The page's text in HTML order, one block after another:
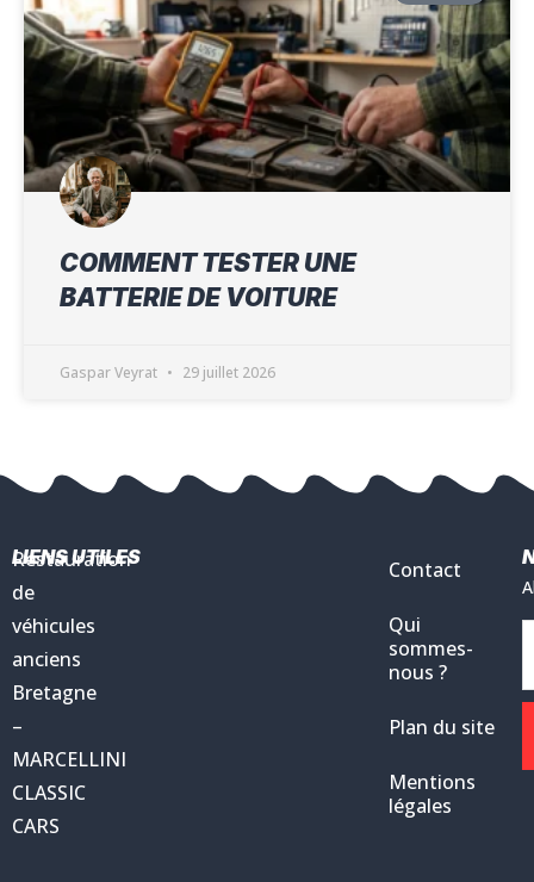
COMMENT TESTER UNE
BATTERIE DE VOITURE
Gaspar Veyrat 29 juillet 2026
Restauration
de
véhicules
anciens
Bretagne
–
MARCELLINI
CLASSIC
CARS
LIENS UTILES Contact
Qui
sommes-
nous ?
Plan du site
Mentions
légales